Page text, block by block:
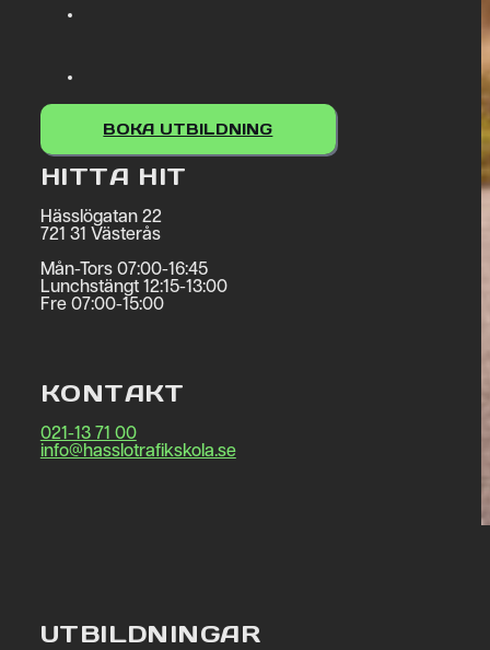
BOKA UTBILDNING
HITTA HIT
Hässlögatan 22
721 31 Västerås
Mån-Tors 07:00-16:45
Lunchstängt 12:15-13:00
Fre 07:00-15:00
KONTAKT
021-13 71 00
info@hasslotrafikskola.se
UTBILDNINGAR